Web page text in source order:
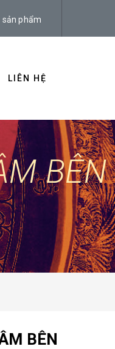
sản phẩm
LIÊN HỆ
BÊN
BÊN